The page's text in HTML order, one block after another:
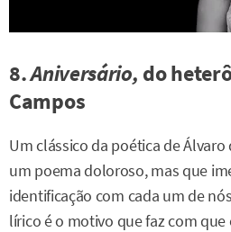
8.Aniversário, do
Campos
Um clássico da poética de
um poema doloroso, mas que
identificação com cada um de
lírico é o motivo que faz com